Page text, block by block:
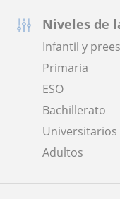
Niveles de
Infantil y
Primaria
ESO
Bachillerato
Universitarios
Adultos